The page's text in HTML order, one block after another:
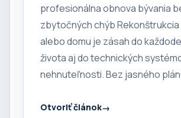
profesionálna obnova bývania
zbytočných chýb
alebo domu je zásah do
života aj do technických
nehnuteľnosti. Bez jasného
Otvoriť článok